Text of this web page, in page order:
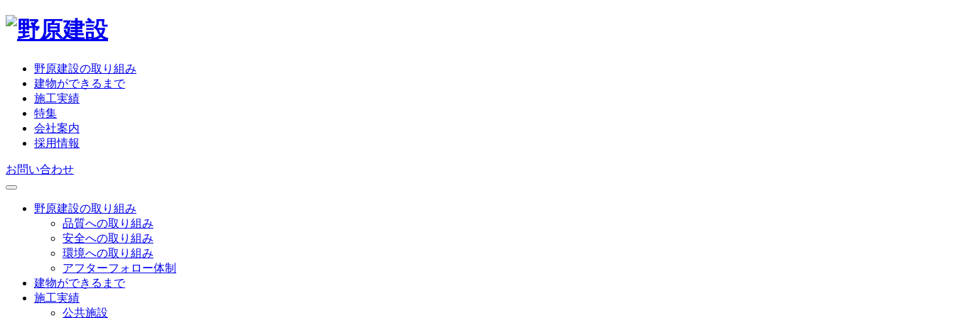
野原建設の取り組み
建物ができるまで
施工実績
特集
会社案内
採用情報
お問い合わせ
野原建設の取り組み
品質への取り組み
安全への取り組み
環境への取り組み
アフターフォロー体制
建物ができるまで
施工実績
公共施設